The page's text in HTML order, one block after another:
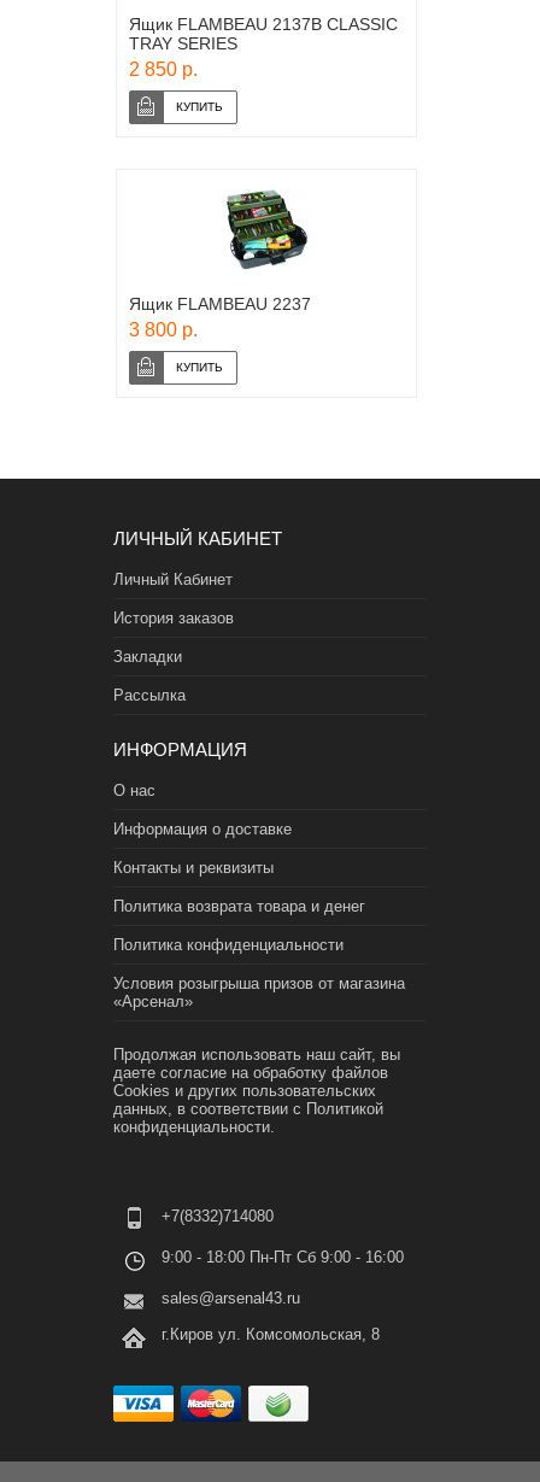
Ящик FLAMBEAU 2137B CLASSIC
TRAY SERIES
2 850 р.
Ящик FLAMBEAU 2237
3 800 р.
ЛИЧНЫЙ КАБИНЕТ
Личный Кабинет
История заказов
Закладки
Рассылка
ИНФОРМАЦИЯ
О нас
Информация о доставке
Контакты и реквизиты
Политика возврата товара и денег
Политика конфиденциальности
Условия розыгрыша призов от магазина
«Арсенал»
Продолжая использовать наш сайт, вы
даете согласие на обработку файлов
Cookies и других пользовательских
данных, в соответствии с Политикой
конфиденциальности.
+7(8332)714080
9:00 - 18:00 Пн-Пт Сб 9:00 - 16:00
sales@arsenal43.ru
г.Киров ул. Комсомольская, 8